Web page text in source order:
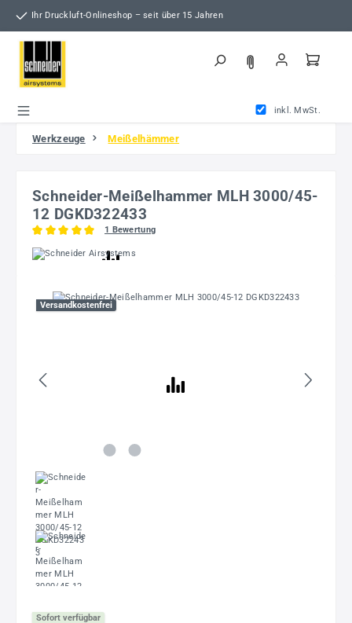
Zum Hauptinhalt springen
Ihr Druckluft-Onlineshop – seit über 15 Jahren
inkl. MwSt.
Werkzeuge Meißelhämmer
Schneider-Meißelhammer MLH 3000/45-
12 DGKD322433
Durchschnittliche Bewertung von 5 von 5 Sternen
1 Bewertung
Bildergalerie überspringen
Versandkostenfrei
Sofort verfügbar